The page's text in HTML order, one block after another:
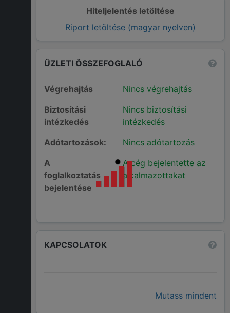
Hiteljelentés letöltése
Riport letöltése (magyar nyelven)
ÜZLETI ÖSSZEFOGLALÓ
Végrehajtás
Nincs végrehajtás
Biztosítási
intézkedés
Nincs biztosítási
intézkedés
Adótartozások:
Nincs adótartozás
A
foglalkoztatás
bejelentése
A cég bejelentette az
alkalmazottakat
KAPCSOLATOK
Mutass mindent